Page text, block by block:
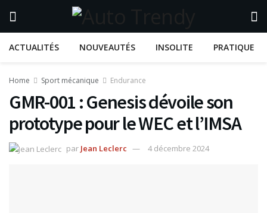
ACTUALITÉS NOUVEAUTÉS INSOLITE PRATIQUE
Home Sport mécanique Endurance
GMR-001 : Genesis dévoile son
prototype pour le WEC et l’IMSA
par Jean Leclerc 4 décembre 2024